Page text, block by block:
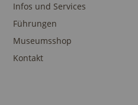
Infos und Services
Führungen
Museumsshop
Kontakt